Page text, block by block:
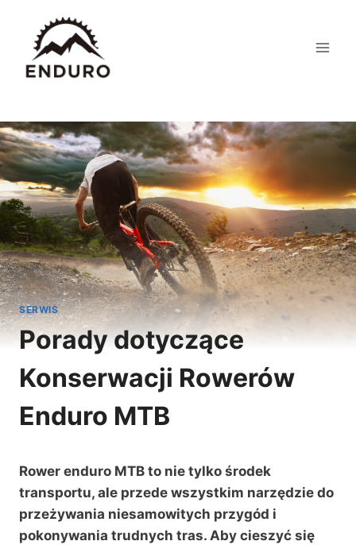
treści
SERWIS
Porady dotyczące
Konserwacji Rowerów
Enduro MTB
Rower enduro MTB to nie tylko środek
transportu, ale przede wszystkim narzędzie do
przeżywania niesamowitych przygód i
pokonywania trudnych tras. Aby cieszyć się